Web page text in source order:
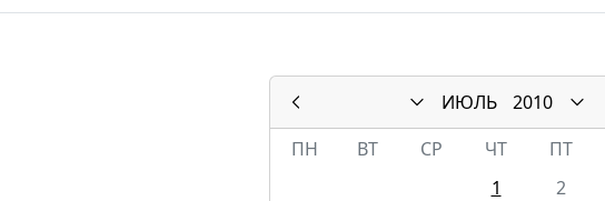
ИЮЛЬ
2010
ПН
ВТ СР ЧТ ПТ
1
2